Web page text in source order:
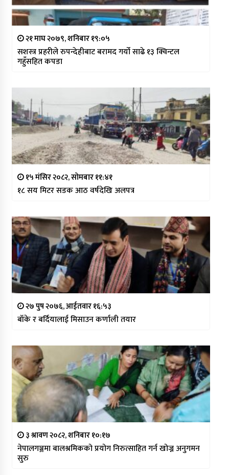
२१ माघ २०७९, शनिबार १९:०५
सशस्त्र प्रहरीले रुपन्देहीबाट बरामद गर्यो साढे १३ क्विन्टल
गहुँसहित कपडा
१५ मंसिर २०८२, सोमबार ११:४१
१८ सय मिटर सडक आठ वर्षदेखि अलपत्र
२७ पुष २०७६, आईतवार १६:५३
बाँके र बर्दियालाई मिसाउन कर्णाली तयार
३ श्रावण २०८२, शनिबार १०:१७
नेपालगञ्जमा बालश्रमिकको प्रयोग निरुत्साहित गर्न खोज्न अनुगमन
सुरु